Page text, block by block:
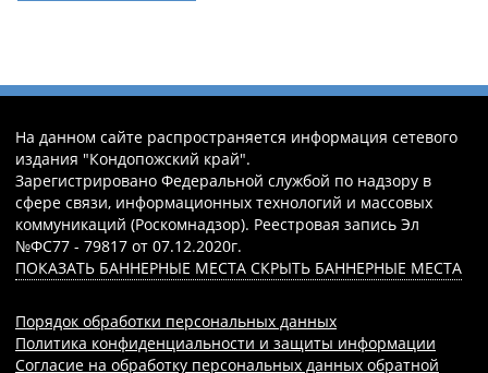
На данном сайте распространяется информация сетевого
издания "Кондопожский край".
Зарегистрировано Федеральной службой по надзору в
сфере связи, информационных технологий и массовых
коммуникаций (Роскомнадзор). Реестровая запись Эл
№ФС77 - 79817 от 07.12.2020г.
ПОКАЗАТЬ БАННЕРНЫЕ МЕСТА СКРЫТЬ БАННЕРНЫЕ МЕСТА
Порядок обработки персональных данных
Политика конфиденциальности и защиты информации
Согласие на обработку персональных данных обратной